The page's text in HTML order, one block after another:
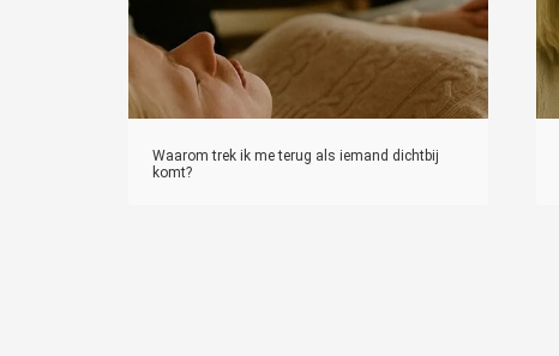
Waarom trek ik me terug als iemand dichtbij
komt?